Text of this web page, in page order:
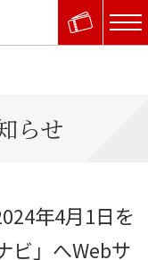
らせ
年4月1日を
ビ」へWebサ